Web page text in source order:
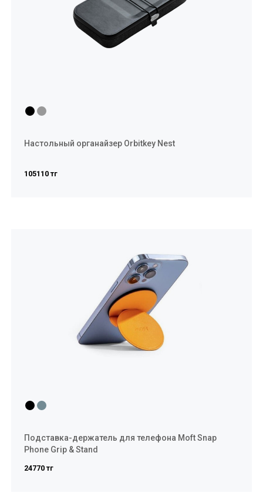
Настольный органайзер Orbitkey Nest
105110 тг
Подставка-держатель для телефона Moft Snap
Phone Grip & Stand
24770 тг